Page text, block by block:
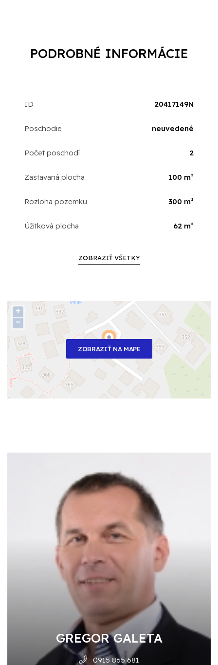
PODROBNÉ INFORMÁCIE
ID 20417149N
Poschodie neuvedené
Počet poschodí 2
Zastavaná plocha 100 m²
Rozloha pozemku 300 m²
Úžitková plocha 62 m²
ZOBRAZIŤ VŠETKY
ZOBRAZIŤ NA MAPE
+
−
GREGOR GALETA
0915 865 681